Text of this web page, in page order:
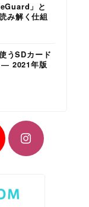
」と
み解く仕組
うSDカード
― 2021年版